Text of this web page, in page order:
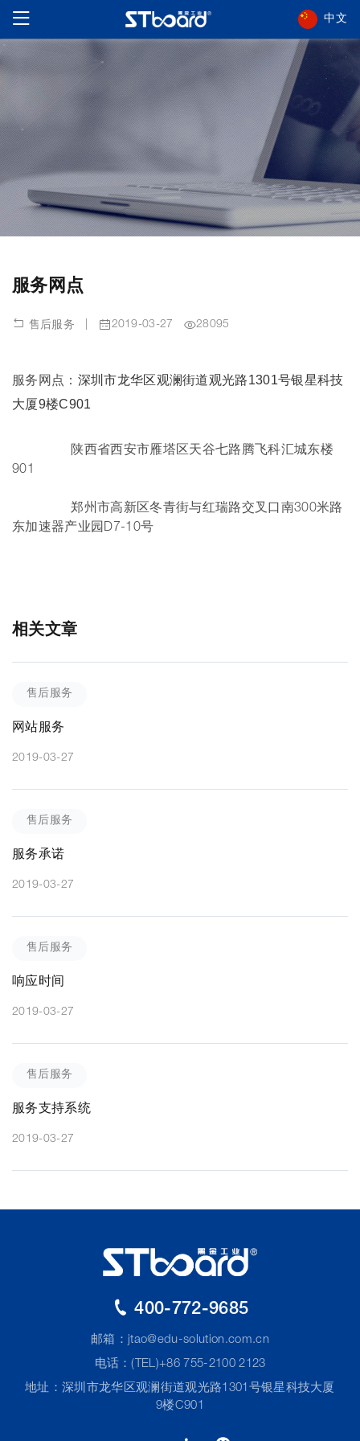
中文
服务网点
售后服务 2019-03-27 28095
服务网点： 深圳市龙华区观澜街道观光路1301号银星科技
大厦9楼C901
陕西省西安市雁塔区天谷七路腾飞科汇城东楼
901
郑州市高新区冬青街与红瑞路交叉口南300米路
东加速器产业园D7-10号
相关文章
售后服务
网站服务
2019-03-27
售后服务
服务承诺
2019-03-27
售后服务
响应时间
2019-03-27
售后服务
服务支持系统
2019-03-27
400-772-9685
邮箱： jtao@edu-solution.com.cn
电话：(TEL)+86 755-2100 2123
地址：深圳市龙华区观澜街道观光路1301号银星科技大厦
9楼C901